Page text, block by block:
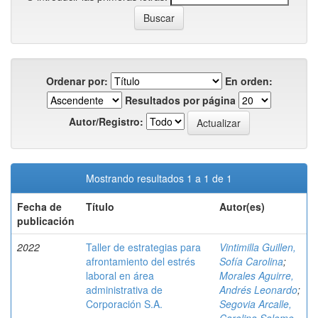
Ordenar por:
En orden:
Resultados por página
Autor/Registro:
Mostrando resultados 1 a 1 de 1
Fecha de
publicación
Título Autor(es)
2022
Taller de estrategias para
afrontamiento del estrés
laboral en área
administrativa de
Corporación S.A.
Vintimilla Guillen,
Sofía Carolina;
Morales Aguirre,
Andrés Leonardo;
Segovia Arcalle,